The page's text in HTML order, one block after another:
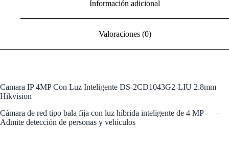
Información adicional
Valoraciones (0)
Camara IP 4MP Con Luz Inteligente DS-2CD1043G2-LIU 2.8mm
Hikvision
Cámara de red tipo bala fija con luz híbrida inteligente de 4 MP –
Admite detección de personas y vehículos